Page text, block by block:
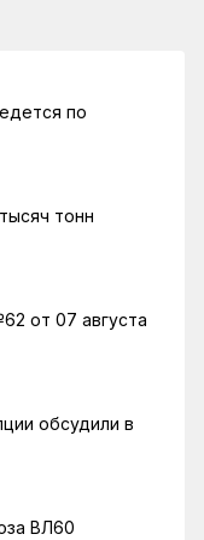
по
тонн
от 07 августа
обсудили в
ВЛ60